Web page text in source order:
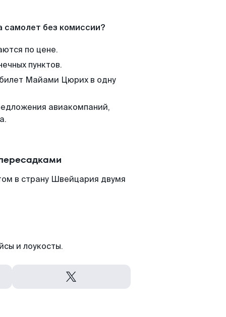
самолет без комиссии?
по цене.
пунктов.
Майами Цюрих в одну
авиакомпаний,
в страну Швейцария двумя
и лоукосты.